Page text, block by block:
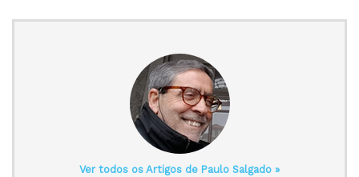
Ver todos os Artigos de Paulo Salgado »